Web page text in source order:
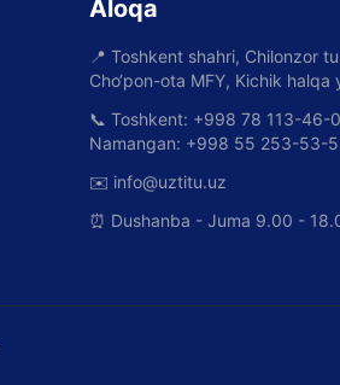
Aloqa
📍 Toshkent shahri, Chilonzor
Cho‘pon-ota MFY, Kichik halqa
📞 Toshkent: +998 78 113-46-
Namangan: +998 55 253-53-
✉️ info@uztitu.uz
⏰ Dushanba - Juma 9.00 -